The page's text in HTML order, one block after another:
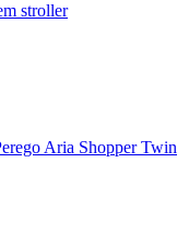
stroller
Aria Shopper Twin